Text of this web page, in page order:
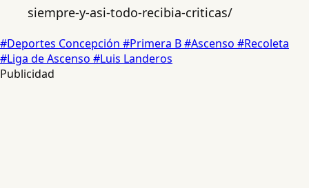
siempre-y-asi-todo-recibia-criticas/
#Deportes Concepción #Primera B#Ascenso #Recoleta
#Liga de Ascenso #Luis Landeros
Publicidad